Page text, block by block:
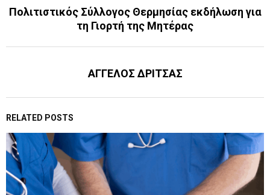
Πολιτιστικός Σύλλογος Θερμησίας εκδήλωση για
τη Γιορτή της Μητέρας
ΑΓΓΕΛΟΣ ΔΡΙΤΣΑΣ
RELATED POSTS